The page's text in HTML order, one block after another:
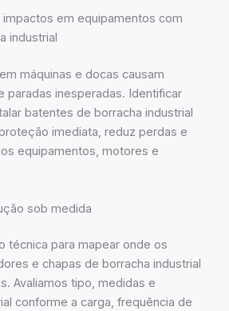
impactos em equipamentos com
industrial
máquinas e docas causam
paradas inesperadas. Identificar
batentes de borracha industrial
imediata, reduz perdas e
equipamentos, motores e
sob medida
técnica para mapear onde os
e chapas de borracha industrial
Avaliamos tipo, medidas e
conforme a carga, frequência de